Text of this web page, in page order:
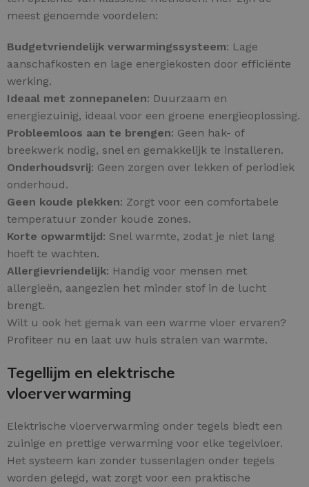
meest genoemde voordelen:
Budgetvriendelijk verwarmingssysteem: Lage
aanschafkosten en lage energiekosten door efficiënte
werking.
Ideaal met zonnepanelen: Duurzaam en
energiezuinig, ideaal voor een groene energieoplossing.
Probleemloos aan te brengen: Geen hak- of
breekwerk nodig, snel en gemakkelijk te installeren.
Onderhoudsvrij: Geen zorgen over lekken of periodiek
onderhoud.
Geen koude plekken: Zorgt voor een comfortabele
temperatuur zonder koude zones.
Korte opwarmtijd: Snel warmte, zodat je niet lang
hoeft te wachten.
Allergievriendelijk: Handig voor mensen met
allergieën, aangezien het minder stof in de lucht
brengt.
Wilt u ook het gemak van een warme vloer ervaren?
Profiteer nu en laat uw huis stralen van warmte.
Tegellijm en elektrische
vloerverwarming
Elektrische vloerverwarming onder tegels biedt een
zuinige en prettige verwarming voor elke tegelvloer.
Het systeem kan zonder tussenlagen onder tegels
worden gelegd, wat zorgt voor een praktische